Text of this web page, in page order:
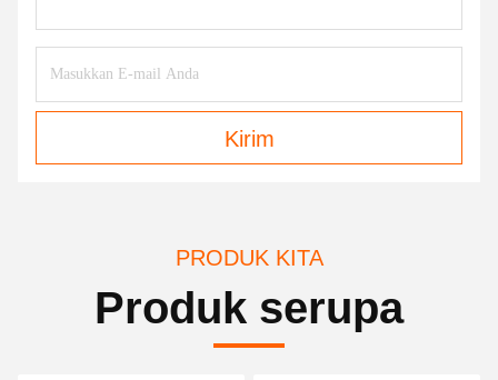
Kirim
PRODUK KITA
Produk serupa